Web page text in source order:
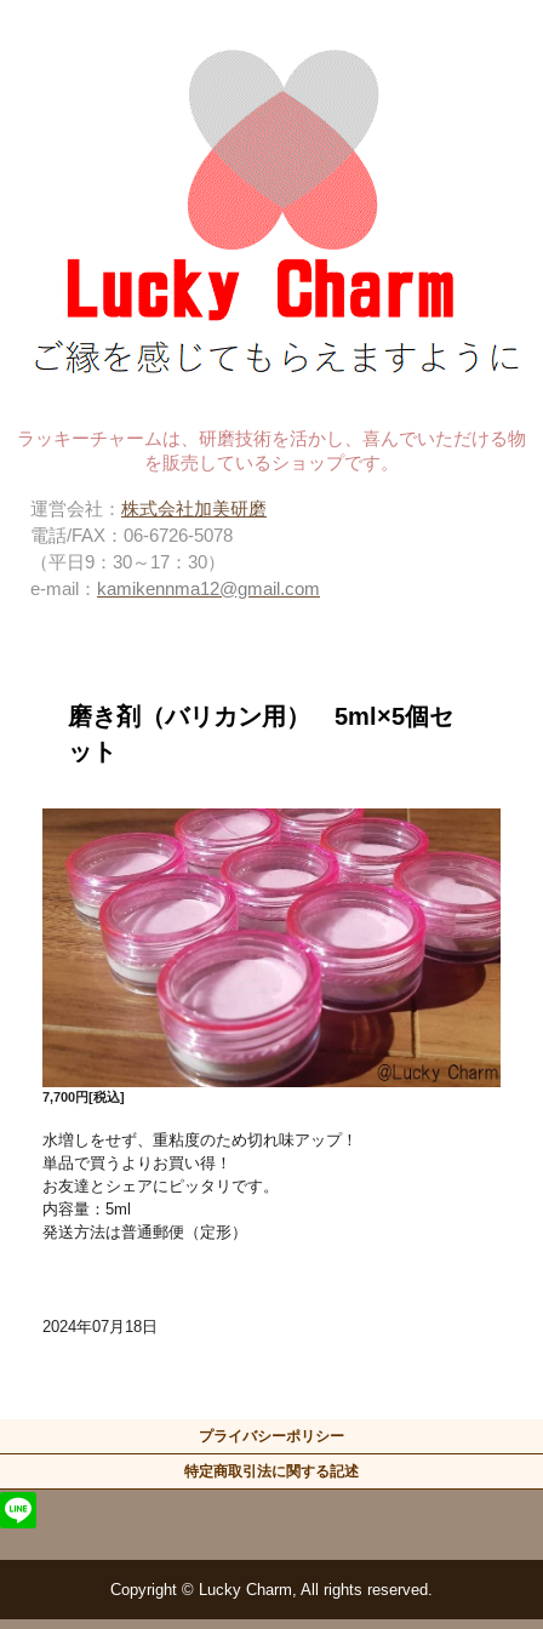
ラッキーチャームは、研磨技術を活かし、喜んでいただける物
を販売しているショップです。
運営会社： 株式会社加美研磨
電話/FAX：06-6726-5078
（平日9：30～17：30）
e-mail： kamikennma12@gmail.com
磨き剤（バリカン用） 5ml×5個セ
ット
7,700円[税込]
水増しをせず、重粘度のため切れ味アップ！
単品で買うよりお買い得！
お友達とシェアにピッタリです。
内容量：5ml
発送方法は普通郵便（定形）
2024年07月18日
プライバシーポリシー
特定商取引法に関する記述
Copyright © Lucky Charm, All rights reserved.